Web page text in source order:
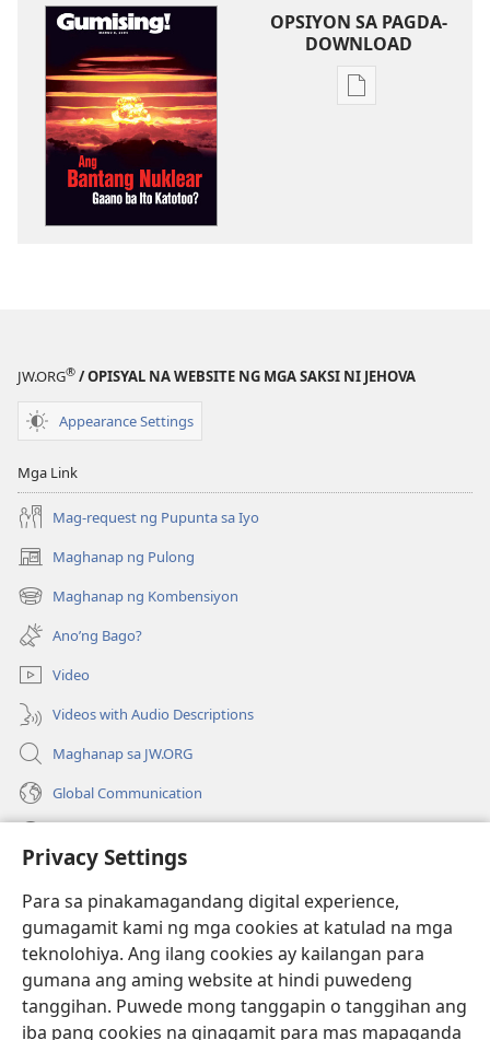
Privacy Settings
Para sa pinakamagandang digital experience,
gumagamit kami ng mga cookies at katulad na mga
teknolohiya. Ang ilang cookies ay kailangan para
gumana ang aming website at hindi puwedeng
tanggihan. Puwede mong tanggapin o tanggihan ang
iba pang cookies na ginagamit para mas mapaganda
OPSIYON SA PAGDA-
DOWNLOAD
Opsiyon
JW.ORG® / OPISYAL NA WEBSITE NG MGA SAKSI NI JEHOVA
Appearance Settings
Mga Link
Mag-request ng Pupunta sa Iyo
Maghanap ng Pulong
(may
bubukas
na
bagong
window)
Maghanap ng Kombensiyon
(may
bubukas
na
bagong
window)
Ano’ng Bago?
Video
Videos with Audio Descriptions
Maghanap sa JW.ORG
Global Communication
(may
na
bagong
window)
Watchtower ONLINE LIBRARY™
(may
bubukas
na
bagong
JW Hub ®
(may
bubukas